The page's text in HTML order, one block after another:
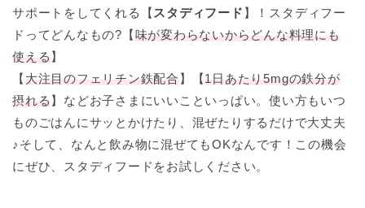
サポートをしてくれる【 スタディフード 】！スタディフー
ドってどんなもの?【 味が変わらないからどんな料理にも
使える 】
【 大注目のフェリチン鉄配合 】【 1日あたり5mgの鉄分が
摂れる 】などお子さまにいいこといっぱい。使い方もいつ
ものごはんにサッとかけたり、混ぜたりするだけで大丈夫
♪そして、なんと飲み物に混ぜてもOKなんです！この機会
にぜひ、スタディフードをお試しください。